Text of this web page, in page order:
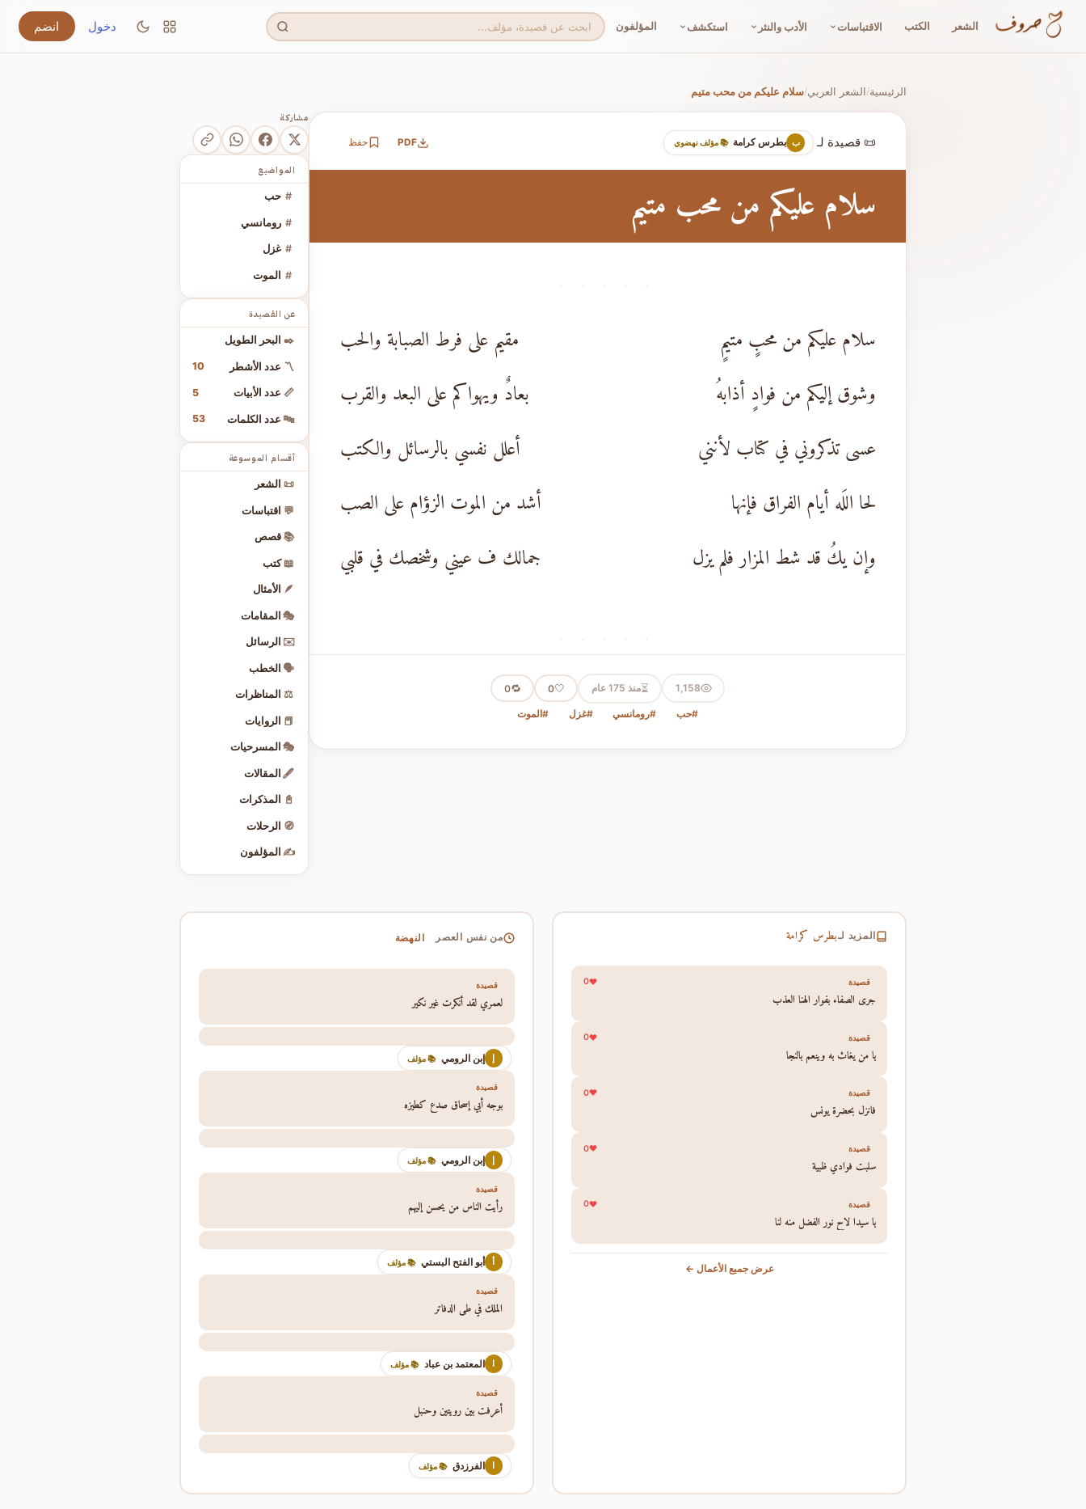
الشعر الكتب الاقتباسات الأدب والنثر استكشف المؤلفون دخول انضم
الرئيسية/الشعر العربي/سلام عليكم من محب متيم
📜 قصيدة لـ ب بطرس كرامة 📚 مؤلف نهضوي PDF حفظ
سلام عليكم من محب متيم
· · · · ·
سلام عليكم من محبٍ متيمٍ
مقيم على فرط الصبابة والحب
وشوق إليكم من فوادٍ أذابهُ
بعادٌ ويهواكم على البعد والقرب
عسى تذكروني في كتاب لأنني
أعلل نفسي بالرسائل والكتب
لحا اللَه أيام الفراق فإنها
أشد من الموت الزؤام على الصب
وإن يكُ قد شط المزار فلم يزل
جمالك ف عيني وشخصك في قلبي
· · · · ·
1,158
⏳منذ 175 عام 🤍
0
🔁
0
#حب #رومانسي #غزل #الموت
مشاركة
المواضيع
# حب
# رومانسي
# غزل
# الموت
عن القصيدة
✒️ البحر الطويل
〽️ عدد الأشطر 10
📏 عدد الأبيات 5
🔤 عدد الكلمات 53
أقسام الموسوعة
📜 الشعر
💬 اقتباسات
📚 قصص
📖 كتب
🪶 الأمثال
🎭 المقامات
✉️ الرسائل
🗣️ الخطب
⚖️ المناظرات
📕 الروايات
🎭 المسرحيات
🖋️ المقالات
📓 المذكرات
🧭 الرحلات
✍️ المؤلفون
المزيد لـبطرس كرامة
قصيدة 0
جرى الصفاء بفوار الهنا العذب
قصيدة 0
يا من يغاث به وينعم بالنجا
قصيدة 0
فانزل بحضرة يونس
قصيدة 0
سلبت فوادي ظبية
قصيدة 0
يا سيدا لاح نور الفضل منه لنا
عرض جميع الأعمال ←
من نفس العصر النهضة
قصيدة
لعمري لقد أنكرت غير نكير
إ إبن الرومي 📚 مؤلف
قصيدة
بوجه أبي إسحاق صدع كطيزه
إ إبن الرومي 📚 مؤلف
قصيدة
رأيت الناس من يحسن إليهم
أ أبو الفتح البستي 📚 مؤلف
قصيدة
الملك في طي الدفاتر
ا المعتمد بن عباد 📚 مؤلف
قصيدة
أعرفت بين رويتين وحنبل
ا الفرزدق 📚 مؤلف